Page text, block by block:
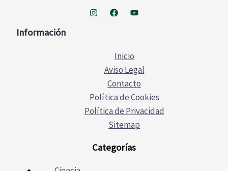
Información
Inicio
Aviso Legal
Contacto
Política de Cookies
Política de Privacidad
Sitemap
Categorías